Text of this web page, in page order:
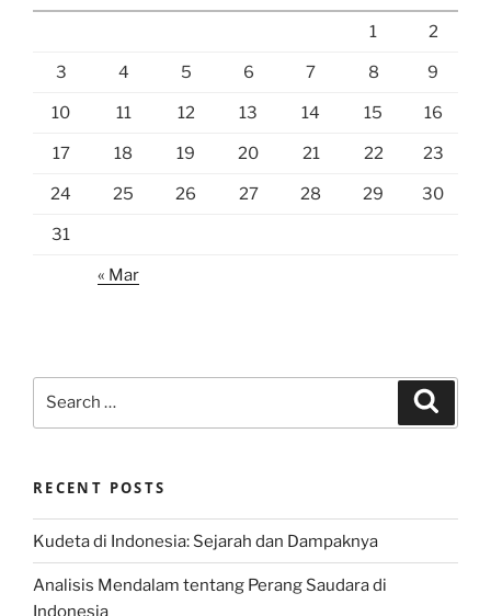
1 2
3 4 5 6 7 8 9
10 11 12 13 14 15 16
17 18 19 20 21 22 23
24 25 26 27 28 29 30
31
« Mar
RECENT POSTS
Kudeta di Indonesia: Sejarah dan Dampaknya
Analisis Mendalam tentang Perang Saudara di
Indonesia